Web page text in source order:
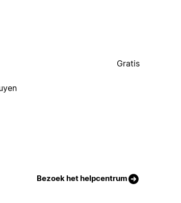
Gratis
Bezoek het helpcentrum